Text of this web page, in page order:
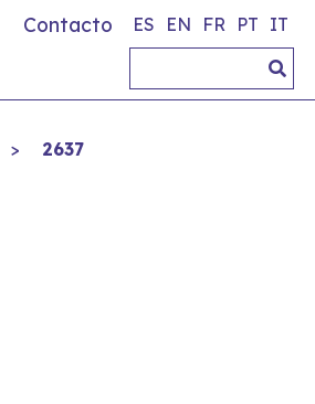
Contacto ES EN FR PT IT
> 2637